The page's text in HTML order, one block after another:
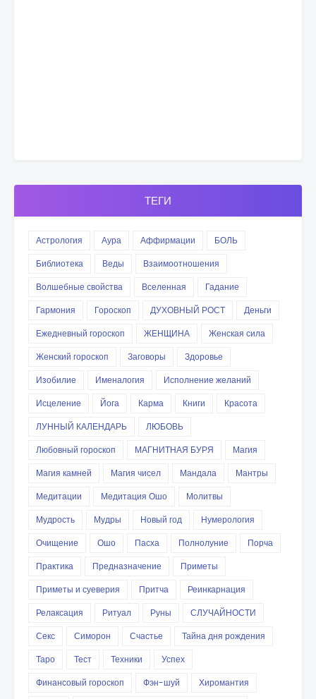
ТЕГИ
Астрология Аура Аффирмации
БОЛЬ
Библиотека
Веды
Взаимоотношения
Волшебные свойства
Вселенная
Гадание
Гармония
Гороскоп ДУХОВНЫЙ РОСТ
Деньги
Ежедневный гороскоп
ЖЕНЩИНА
Женская сила
Женский гороскоп
Заговоры
Здоровье
Изобилие
Именалогия
Исполнение желаний
Исцеление
Йога Карма Книги
Красота
ЛУННЫЙ КАЛЕНДАРЬ
ЛЮБОВЬ
Любовный гороскоп
МАГНИТНАЯ БУРЯ
Магия
Магия камней
Магия чисел Мандала
Мантры
Медитации
Медитация Ошо
Молитвы
Мудрость
Мудры Новый год
Нумерология
Очищение
Ошо Пасха Полнолуние
Порча
Практика
Предназначение
Приметы
Приметы и суеверия
Притча
Реинкарнация
Релаксация
Ритуал Руны
СЛУЧАЙНОСТИ
Секс
Симорон Счастье
Тайна дня рождения
Таро
Тест Техники
Успех
Финансовый гороскоп
Фэн-шуй
Хиромантия